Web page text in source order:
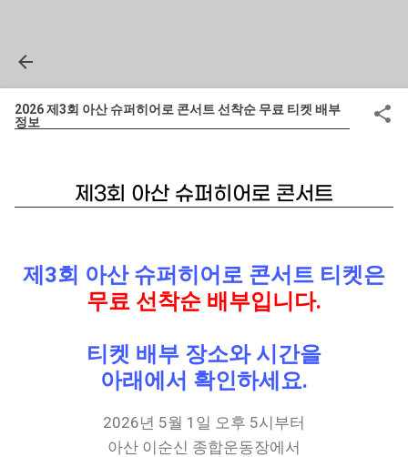
2026 제3회 아산 슈퍼히어로 콘서트 선착순 무료 티켓 배부
정보
제3회 아산 슈퍼히어로 콘서트
제3회 아산 슈퍼히어로 콘서트 티켓은
무료 선착순 배부입니다.
티켓 배부 장소와 시간을
아래에서 확인하세요.
2026년 5월 1일 오후 5시부터
아산 이순신 종합운동장에서